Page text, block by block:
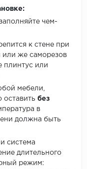
чем-
к стене при
же саморезов
плинтус или
мебели,
оставить без
в
должна быть
система
длительного
режим: